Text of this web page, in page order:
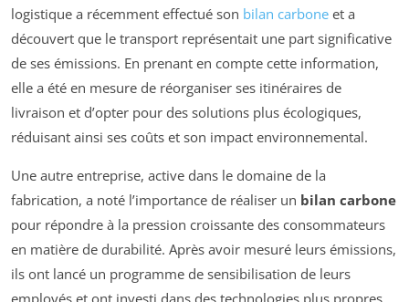
logistique a récemment effectué son bilan carbone et a
découvert que le transport représentait une part significative
de ses émissions. En prenant en compte cette information,
elle a été en mesure de réorganiser ses itinéraires de
livraison et d’opter pour des solutions plus écologiques,
réduisant ainsi ses coûts et son impact environnemental.
Une autre entreprise, active dans le domaine de la
fabrication, a noté l’importance de réaliser un bilan carbone
pour répondre à la pression croissante des consommateurs
en matière de durabilité. Après avoir mesuré leurs émissions,
ils ont lancé un programme de sensibilisation de leurs
employés et ont investi dans des technologies plus propres,